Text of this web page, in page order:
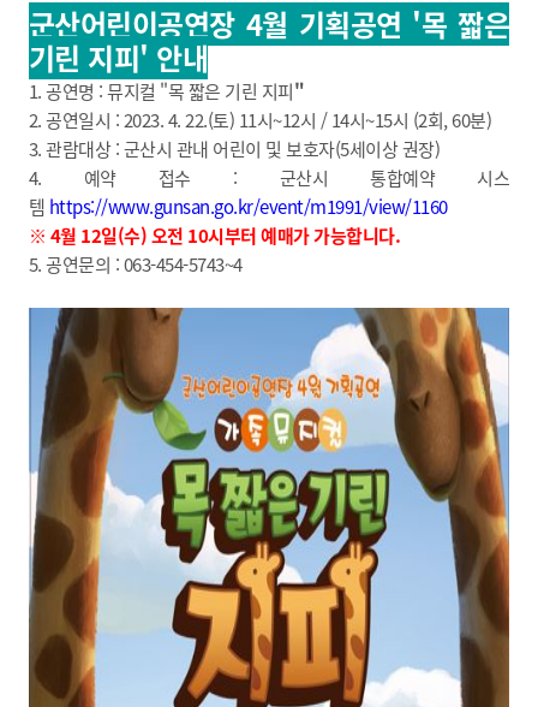
군산어린이공연장 4월 기획공연 '목 짧은
기린 지피' 안내
1. 공연명 : 뮤지컬 "목 짧은 기린 지피"
2. 공연일시 : 2023. 4. 22.(토) 11시~12시 / 14시~15시 (2회, 60분)
3. 관람대상 : 군산시 관내 어린이 및 보호자(5세이상 권장)
4. 예약 접수 : 군산시 통합예약 시스
템 https://www.gunsan.go.kr/event/m1991/view/1160
※ 4월 12일(수) 오전 10시부터 예매가 가능합니다.
5. 공연문의 : 063-454-5743~4